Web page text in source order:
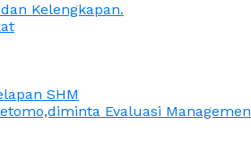
Kelengkapan.
SHM
Evaluasi Managemen